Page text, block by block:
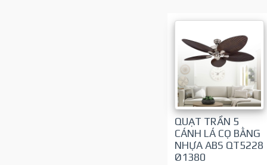
QUẠT TRẦN 5
CÁNH LÁ CỌ BẰNG
NHỰA ABS QT5228
Ø1380